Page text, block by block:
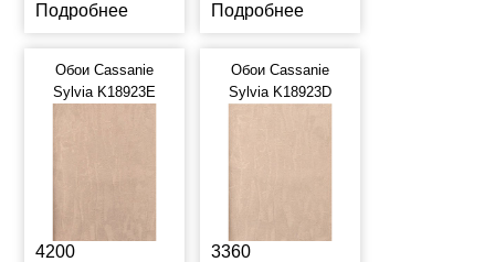
Подробнее
Подробнее
Обои Cassanie
Sylvia K18923E
4200
Обои Cassanie
Sylvia K18923D
3360